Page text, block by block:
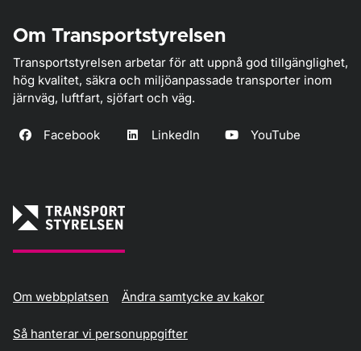
Om Transportstyrelsen
Transportstyrelsen arbetar för att uppnå god tillgänglighet,
hög kvalitet, säkra och miljöanpassade transporter inom
järnväg, luftfart, sjöfart och väg.
Facebook LinkedIn YouTube
Om webbplatsen Ändra samtycke av kakor
Så hanterar vi personuppgifter